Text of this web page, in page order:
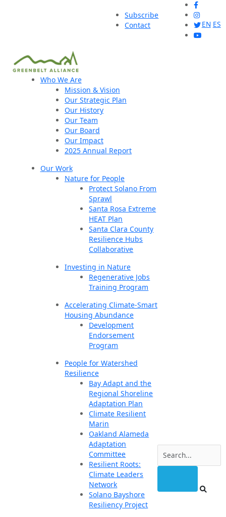
Subscribe
Contact
EN ES
Who We Are
Mission & Vision
Our Strategic Plan
Our History
Our Team
Our Board
Our Impact
2025 Annual Report
Our Work
Nature for People
Protect Solano From
Sprawl
Santa Rosa Extreme
HEAT Plan
Santa Clara County
Resilience Hubs
Collaborative
Investing in Nature
Regenerative Jobs
Training Program
Accelerating Climate-Smart
Housing Abundance
Development
Endorsement
Program
People for Watershed
Resilience
Bay Adapt and the
Regional Shoreline
Adaptation Plan
Climate Resilient
Marin
Oakland Alameda
Adaptation
Committee
Resilient Roots:
Climate Leaders
Network
Solano Bayshore
Resiliency Project